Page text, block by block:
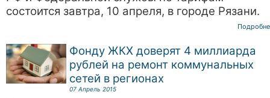
состоится завтра, 10 апреля, в городе Рязани.
Фонду ЖКХ доверят 4 миллиарда
рублей на ремонт коммунальных
сетей в регионах
07 Апрель 2015